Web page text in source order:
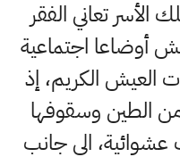
الأسر تعاني الفقر
أوضاعا اجتماعية
العيش الكريم، إذ
الطين وسقوفها
الى جانب